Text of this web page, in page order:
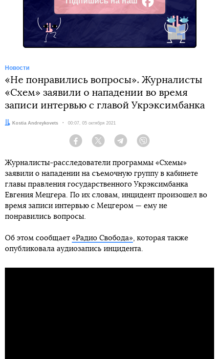
Facebook
Новости
«Не понравились вопросы». Журналисты
«Схем» заявили о нападении во время
записи интервью с главой Укрэксимбанка
Автор:Kostia Andreykovets Дата:
00:07, 05 октября 2021
Facebook Twitter Telegram
Журналисты-расследователи программы «Схемы»
заявили о нападении на съемочную группу в кабинете
главы правления государственного Укрэксимбанка
Евгения Мецгера. По их словам, инцидент произошел во
время записи интервью с Мецгером — ему не
понравились вопросы.
Об этом сообщает «Радио Свобода» , которая также
опубликовала аудиозапись инцидента.